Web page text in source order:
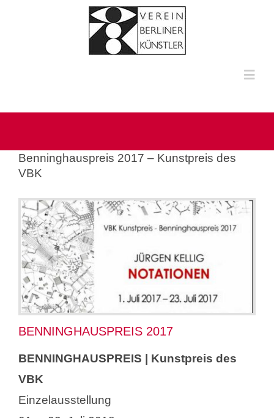
MULTIMEDIA
KONTAKT
Suche
nach:
Benninghauspreis 2017 – Kunstpreis des
VBK
BENNINGHAUSPREIS 2017
BENNINGHAUSPREIS | Kunstpreis des
VBK
Einzelausstellung